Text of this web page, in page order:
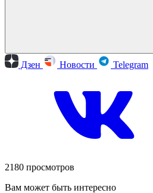
Дзен Новости Telegram
2180 просмотров
Вам может быть интересно